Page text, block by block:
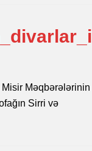
Məqbərələrinin
Sirri və